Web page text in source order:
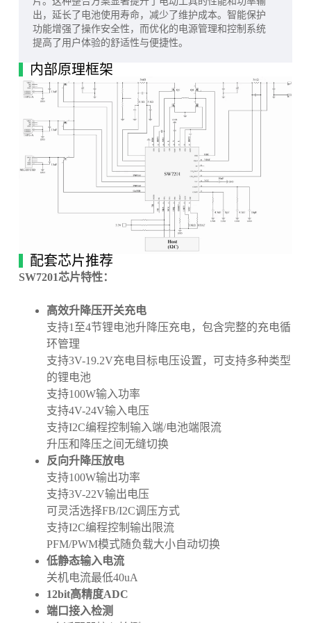
出，延长了电池使用寿命，减少了维护成本。智能保护
功能增强了操作安全性，而优化的电源管理和控制系统
提高了用户体验的舒适性与便捷性。
内部原理框架
配套芯片推荐
SW7201芯片特性：
高效升降压开关充电
支持1至4节锂电池升降压充电，包含完整的充电循
环管理
支持3V-19.2V充电目标电压设置，可支持多种类型
的锂电池
支持100W输入功率
支持4V-24V输入电压
支持I2C编程控制输入端/电池端限流
升压和降压之间无缝切换
反向升降压放电
支持100W输出功率
支持3V-22V输出电压
可灵活选择FB/I2C调压方式
支持I2C编程控制输出限流
PFM/PWM模式随负载大小自动切换
低静态输入电流
关机电流最低40uA
12bit高精度ADC
端口接入检测